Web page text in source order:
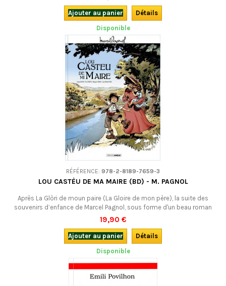
Ajouter au panier
Détails
Disponible
RÉFÉRENCE: 978-2-8189-7659-3
LOU CASTÈU DE MA MAIRE (BD) - M. PAGNOL
Après La Glòri de moun paire (La Gloire de mon père), la suite des
souvenirs d’enfance de Marcel Pagnol, sous forme d'un beau roman
graphique, en occitan de Provence (graphie mistralienne). Pour
adolescents et adultes.
19,90 €
Ajouter au panier
Détails
Disponible